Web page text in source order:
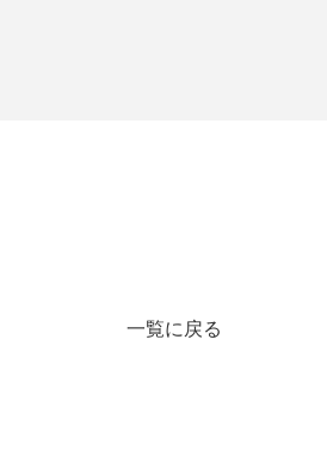
一覧に戻る